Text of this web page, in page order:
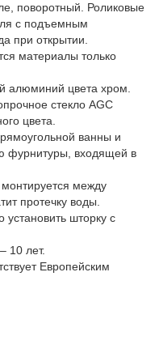
поворотный. Роликовые
с подъемным
при открытии.
материалы только
алюминий цвета хром.
стекло AGC
цвета.
ванны и
фурнитуры, входящей в
между
протечку воды.
шторку с
10 лет.
Европейским